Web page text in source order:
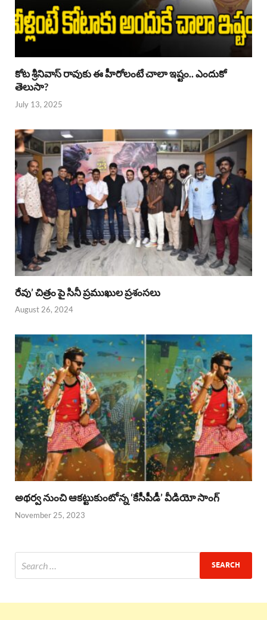
కోట శ్రీనివాస్ రావుకు ఈ హీరోలంటే చాలా ఇష్టం.. ఎందుకో
తెలుసా?
July 13, 2025
రేవు’ చిత్రం పై సినీ ప్రముఖుల ప్రశంసలు
August 26, 2024
అథర్వ నుంచి ఆకట్టుకుంటోన్న ‘కేసీపీడీ’ వీడియో సాంగ్
November 25, 2023